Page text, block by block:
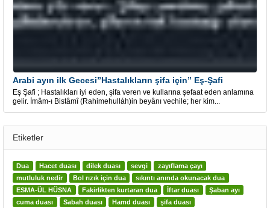
Arabi ayın ilk Gecesi”Hastalıkların şifa için” Eş-Şafi
Eş Şafi ; Hastalıkları iyi eden, şifa veren ve kullarına şefaat eden anlamına
gelir. İmâm-ı Bistâmî (Rahimehulláh)in beyânı vechile; her kim...
Etiketler
Dua Hacet duası dilek duası sevgi
zayıflama çayı
mutluluk nedir
Bol rızık için dua
sıkıntı anında okunacak dua
ESMA-ÜL HÜSNA
Fakirlikten kurtaran dua İftar duası
Şaban ayı
cuma duası
Sabah duası Hamd duası şifa duası